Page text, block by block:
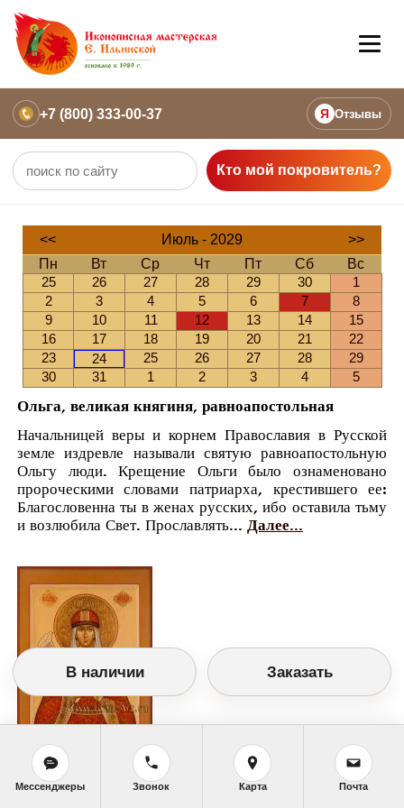
+7 (800) 333-00-37 Я Отзывы
Кто мой покровитель?
<< Июль - 2029
>>
Пн
Вт Ср Чт Пт Сб
Вс
25
26 27 28 29 30
1
2
3 4 5 6 7
8
9
10 11 12 13 14
15
16
17 18 19 20 21
22
23
24 25 26 27 28
29
30
31 1 2 3 4 5
Ольга, великая княгиня, равноапостольная
Начальницей веры и корнем Православия в Русской
земле издревле называли святую равноапостольную
Ольгу люди. Крещение Ольги было ознаменовано
пророческими словами патриарха, крестившего ее:
Благословенна ты в женах русских, ибо оставила тьму
и возлюбила Свет. Прославлять... Далее...
Православный календарь
<<Вторник, 24 Июля (11 Июля по старому
В наличии Заказать
Мессенджеры Звонок Карта Почта